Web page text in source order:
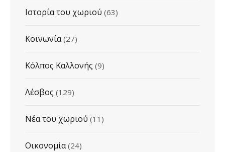
Ιστορία του χωριού (63)
Κοινωνία(27)
Κόλπος Καλλονής (9)
Λέσβος (129)
Νέα του χωριού (11)
Οικονομία(24)